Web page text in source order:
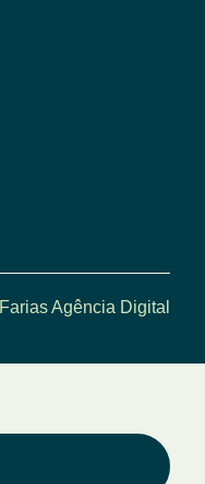
Agência Digital